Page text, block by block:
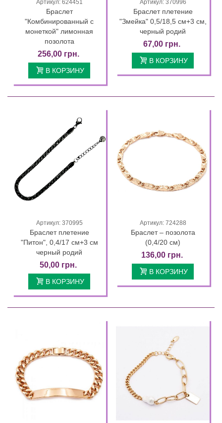
Артикул: 624451
Браслет
"Комбинированный с
монеткой" лимонная
позолота
256,00 грн.
В КОРЗИНУ
Артикул: 370996
Браслет плетение
"Змейка" 0,5/18,5 см+3 см,
черный родий
67,00 грн.
В КОРЗИНУ
Артикул: 370995
Браслет плетение
"Питон", 0,4/17 см+3 см
черный родий
50,00 грн.
В КОРЗИНУ
Артикул: 724288
Браслет – позолота
(0,4/20 см)
136,00 грн.
В КОРЗИНУ